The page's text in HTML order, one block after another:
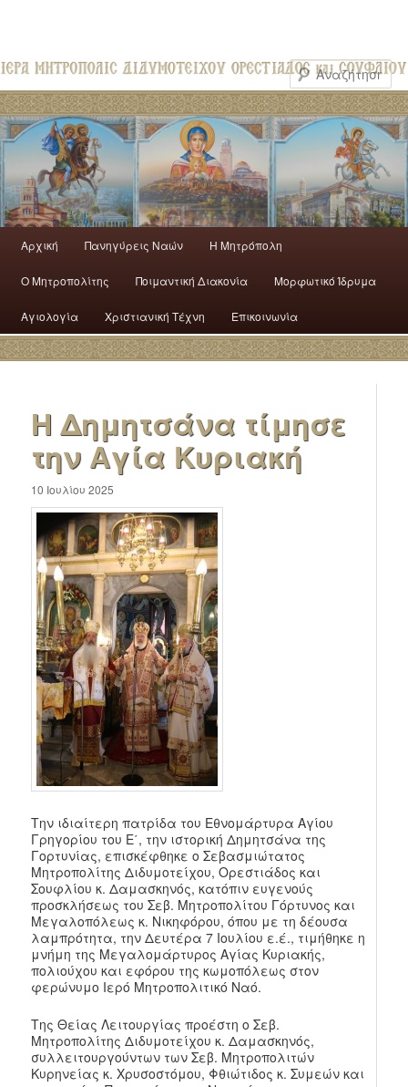
Αρχική Πανηγύρεις Ναών H Mητρόπολη
Ο Mητροπολίτης Ποιμαντική Διακονία Μορφωτικό Ίδρυμα
Αγιολογία Χριστιανική Τέχνη Επικοινωνία
Η Δημητσάνα τίμησε
την Αγία Κυριακή
10 Ιουλίου 2025
Την ιδιαίτερη πατρίδα του Εθνομάρτυρα Aγίου
Γρηγορίου του Ε΄, την ιστορική Δημητσάνα της
Γορτυνίας, επισκέφθηκε ο Σεβασμιώτατος
Μητροπολίτης Διδυμοτείχου, Ορεστιάδος και
Σουφλίου κ. Δαμασκηνός, κατόπιν ευγενούς
προσκλήσεως του Σεβ. Μητροπολίτου Γόρτυνος και
Μεγαλοπόλεως κ. Νικηφόρου, όπου με τη δέουσα
λαμπρότητα, την Δευτέρα 7 Ιουλίου ε.έ., τιμήθηκε η
μνήμη της Μεγαλομάρτυρος Αγίας Κυριακής,
πολιούχου και εφόρου της κωμοπόλεως στον
φερώνυμο Ιερό Μητροπολιτικό Ναό.
Της Θείας Λειτουργίας προέστη ο Σεβ.
Μητροπολίτης Διδυμοτείχου κ. Δαμασκηνός,
συλλειτουργούντων των Σεβ. Μητροπολιτών
Κυρηνείας κ. Χρυσοστόμου, Φθιώτιδος κ. Συμεών και